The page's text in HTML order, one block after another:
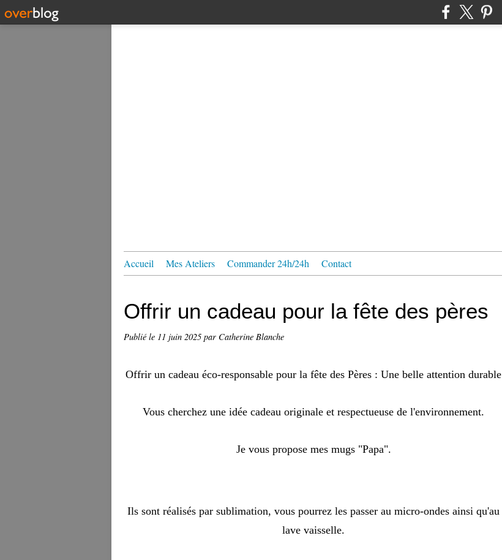
Accueil Mes Ateliers Commander 24h/24h Contact
Offrir un cadeau pour la fête des pères
Publié le 11 juin 2025 par Catherine Blanche
Offrir un cadeau éco-responsable pour la fête des Pères : Une belle attention durable
Vous cherchez une idée cadeau originale et respectueuse de l'environnement.
Je vous propose mes mugs "Papa".
Ils sont réalisés par sublimation, vous pourrez les passer au micro-ondes ainsi qu'au
lave vaisselle.